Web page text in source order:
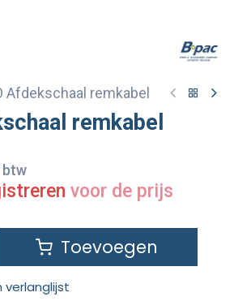
Afdekschaal remkabel
remkabel
btw
voor de prijs
Toevoegen
verlanglijst